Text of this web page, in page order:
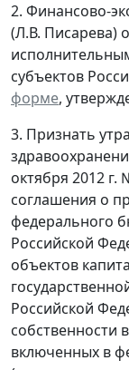
2. Финансово-
(Л.В. Писарева)
субъектов
форме,
3. Признать
октября 2012
соглашения о
федерального
Российской
объектов
Российской
собственности
включенных в